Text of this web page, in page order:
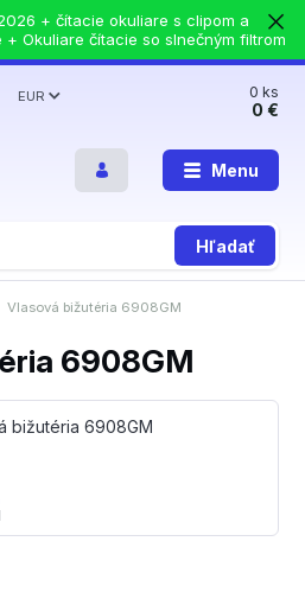
+ čítacie okuliare s clipom a
Okuliare čítacie so slnečným filtrom
Menu
EUR
Hľadať
0ks
0 €
Vlasová bižutéria 6908GM
6908GM